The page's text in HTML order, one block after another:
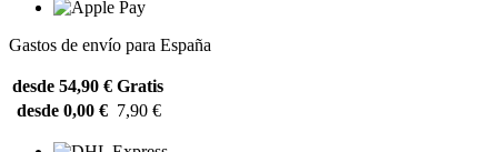
Gastos de envío para España
desde 54,90 € Gratis
desde 0,00 € 7,90 €